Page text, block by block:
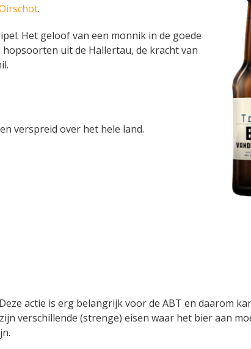
.
Het geloof van een monnik in de goede
uit de Hallertau, de kracht van
verspreid over het hele land.
actie is erg belangrijk voor de ABT en daarom
verschillende (strenge) eisen waar het bier aan